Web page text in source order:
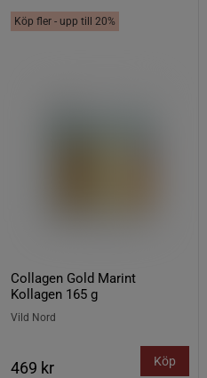
Köp fler - upp till 20%
Collagen Gold Marint
Kollagen 165 g
Vild Nord
469 kr Köp